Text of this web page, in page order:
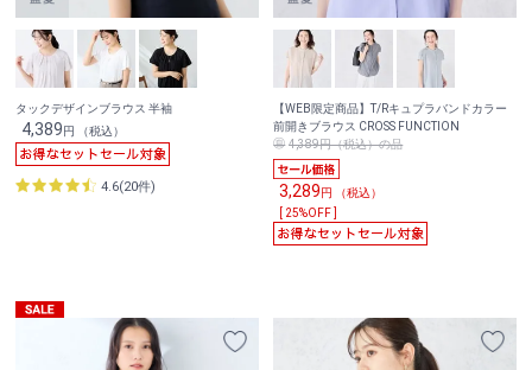
タックデザインブラウス 半袖
4,389円 （税込）
4.6(20件)
【WEB限定商品】T/Rキュプラバンドカラー
前開きブラウス CROSS FUNCTION
4,389円（税込）の品
3,289円 （税込）
[ 25%OFF ]